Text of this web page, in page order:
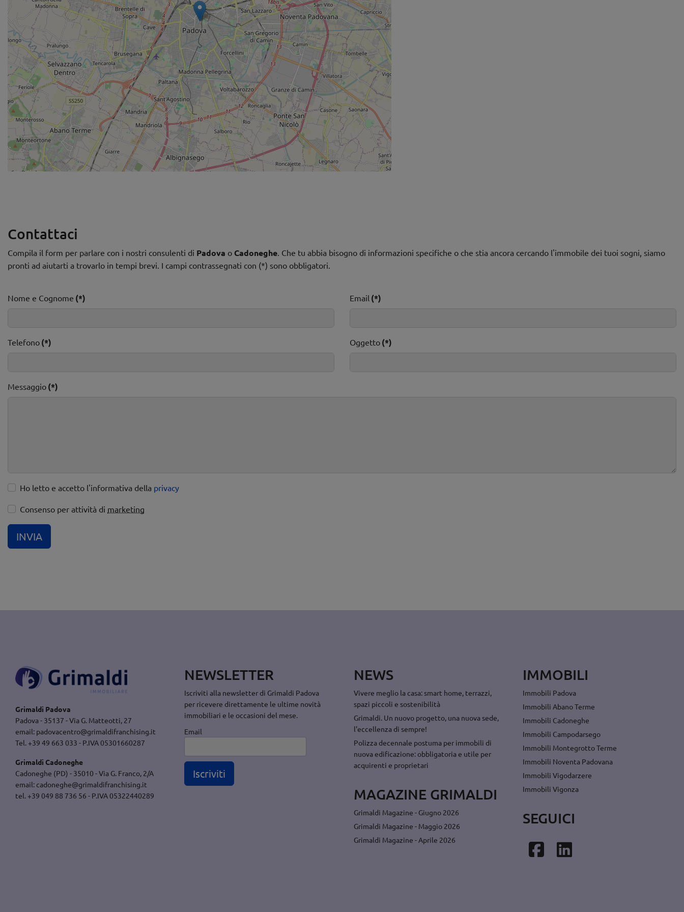
Contattaci
Compila il form per parlare con i nostri consulenti di Padova o Cadoneghe. Che tu abbia bisogno di informazioni specifiche o che stia ancora cercando l'immobile dei tuoi sogni, siamo
pronti ad aiutarti a trovarlo in tempi brevi. I campi contrassegnati con (*) sono obbligatori.
Nome e Cognome (*) Email (*)
Telefono (*) Oggetto (*)
Messaggio (*)
Ho letto e accetto l'informativa della privacy
Consenso per attività di marketing
INVIA
Grimaldi Padova
Padova - 35137 - Via G. Matteotti, 27
email: padovacentro@grimaldifranchising.it
Tel. +39 49 663 033 - P.IVA 05301660287
Grimaldi Cadoneghe
Cadoneghe (PD) - 35010 - Via G. Franco, 2/A
email:cadoneghe@grimaldifranchising.it
tel. +39 049 88 736 56 - P.IVA 05322440289
NEWSLETTER
Iscriviti alla newsletter di Grimaldi Padova
per ricevere direttamente le ultime novità
immobiliari e le occasioni del mese.
Email
Iscriviti
NEWS
Vivere meglio la casa: smart home, terrazzi,
spazi piccoli e sostenibilità
Grimaldi. Un nuovo progetto, una nuova sede,
l'eccellenza di sempre!
Polizza decennale postuma per immobili di
nuova edificazione: obbligatoria e utile per
acquirenti e proprietari
MAGAZINE GRIMALDI
Grimaldi Magazine - Giugno 2026
Grimaldi Magazine - Maggio 2026
Grimaldi Magazine - Aprile 2026
IMMOBILI
Immobili Padova
Immobili Abano Terme
Immobili Cadoneghe
Immobili Campodarsego
Immobili Montegrotto Terme
Immobili Noventa Padovana
Immobili Vigodarzere
Immobili Vigonza
SEGUICI
Facebook
Linkedin